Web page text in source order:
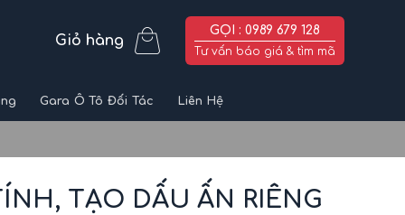
Giỏ hàng
GỌI : 0989 679 128
Tư vấn báo giá & tìm mã
Gara Ô Tô Đối Tác Liên Hệ
TẠO DẤU ẤN RIÊNG